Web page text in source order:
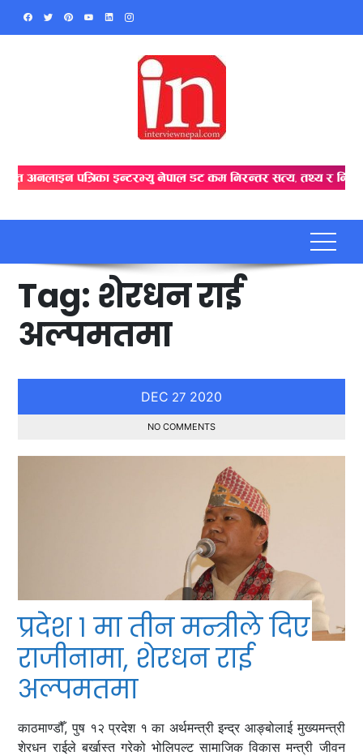
Skip
Tag: शेरधन राई
अल्पमतमा
DEC 27 2020
NO COMMENTS
प्रदेश १ मा तीन मन्त्रीले दिए
राजीनामा, शेरधन राई
अल्पमतमा
काठमाण्डौँ, पुष १२ प्रदेश १ का अर्थमन्त्री इन्द्र आङ्बोलाई मुख्यमन्त्री
शेरधन राईले बर्खास्त गरेको भोलिपल्ट सामाजिक विकास मन्त्री जीवन